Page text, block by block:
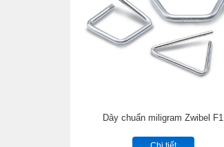
Dây chuẩn miligram Zwibel F1